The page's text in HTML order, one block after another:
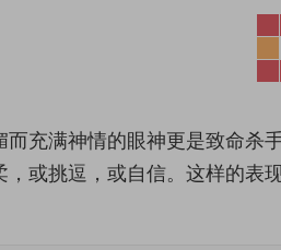
而充满神情的眼神更是致命杀
或挑逗，或自信。这样的表